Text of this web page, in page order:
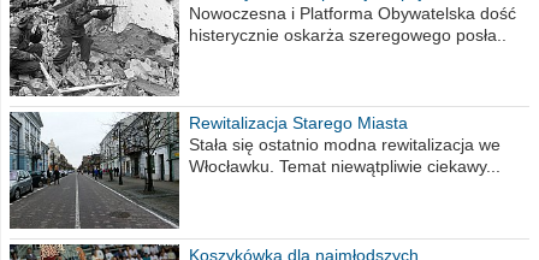
Nowoczesna i Platforma Obywatelska dość
histerycznie oskarża szeregowego posła..
Rewitalizacja Starego Miasta
Stała się ostatnio modna rewitalizacja we
Włocławku. Temat niewątpliwie ciekawy...
Koszykówka dla najmłodszych